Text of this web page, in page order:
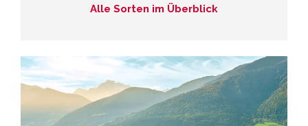
Alle Sorten im Überblick